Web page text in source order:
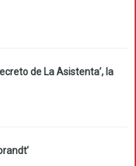
de La Asistenta’, la